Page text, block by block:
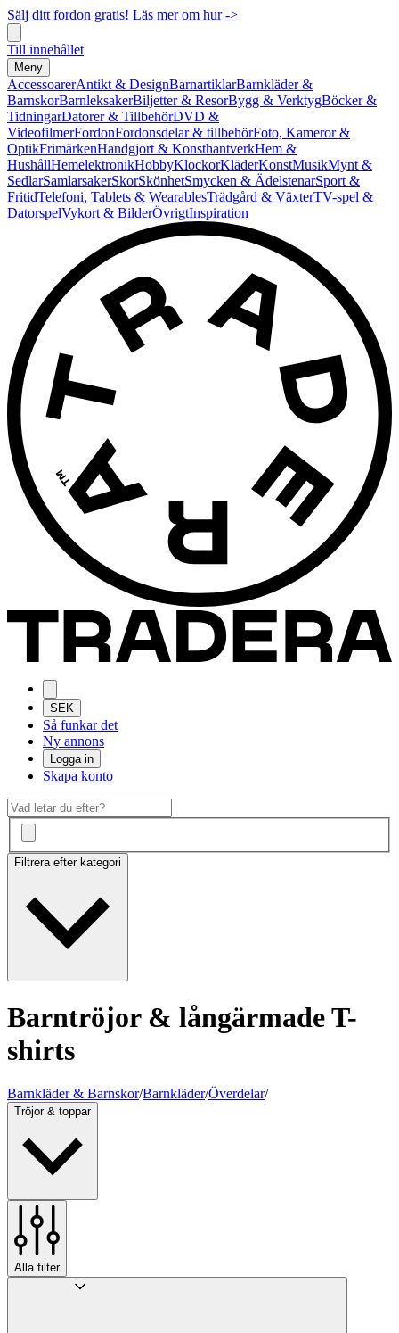
Sälj ditt fordon gratis! Läs mer om hur ->
Till innehållet
Meny
AccessoarerAntikt & DesignBarnartiklarBarnkläder &
BarnskorBarnleksakerBiljetter & ResorBygg & VerktygBöcker &
TidningarDatorer & TillbehörDVD &
VideofilmerFordonFordonsdelar & tillbehörFoto, Kameror &
OptikFrimärkenHandgjort & KonsthantverkHem &
HushållHemelektronikHobbyKlockorKläderKonstMusikMynt &
SedlarSamlarsakerSkorSkönhetSmycken & ÄdelstenarSport &
FritidTelefoni, Tablets & WearablesTrädgård & VäxterTV-spel &
DatorspelVykort & BilderÖvrigtInspiration
SEK
Så funkar det
Ny annons
Logga in
Skapa konto
Filtrera efter kategori
Barntröjor & långärmade T-
shirts
Barnkläder & Barnskor/Barnkläder/Överdelar/
Tröjor & toppar
Alla filter